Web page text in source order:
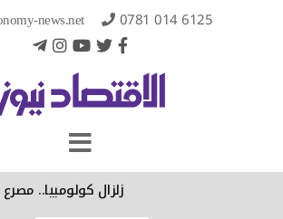
news.net 0781 014 6125
زلزال كولومبيا.. مصرع 77 شخصاً ومخاوف من كارثة واسعة النطاق